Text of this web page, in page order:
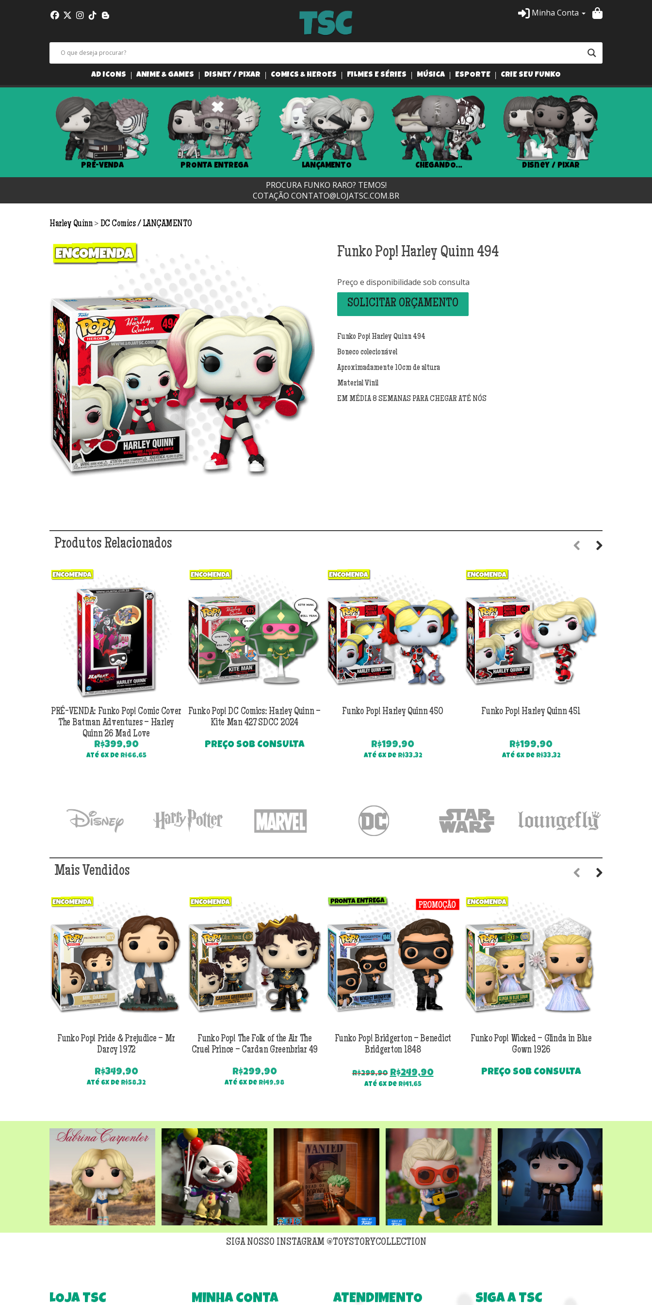
Minha Conta
AD ICONS ANIME & GAMES DISNEY / PIXAR COMICS & HEROES FILMES E SÉRIES MÚSICA ESPORTE CRIE SEU FUNKO
PRÉ-VENDA PRONTA ENTREGA LANÇAMENTO CHEGANDO... Disney / Pixar
PROCURA FUNKO RARO? TEMOS!
COTAÇÃO CONTATO@LOJATSC.COM.BR
Harley Quinn > DC Comics LANÇAMENTO
Funko Pop! Harley Quinn 494
Preço e disponibilidade sob consulta
SOLICITAR ORÇAMENTO
Funko Pop! Harley Quinn 494
Boneco colecionável
Aproximadamente 10cm de altura
Material Vinil
EM MÉDIA 8 SEMANAS PARA CHEGAR ATÉ NÓS
Produtos Relacionados
PRÉ-VENDA: Funko Pop! Comic Cover
The Batman Adventures – Harley
Quinn 26 Mad Love
R$399,90
Até 6x de R$66,65
Funko Pop! DC Comics: Harley Quinn –
Kite Man 427 SDCC 2024
PREÇO SOB CONSULTA
Funko Pop! Harley Quinn 450
R$199,90
Até 6x de R$33,32
Funko Pop! Harley Quinn 451
R$199,90
Até 6x de R$33,32
Mais Vendidos
Funko Pop! Pride & Prejudice – Mr
Darcy 1972
R$349,90
Até 6x de R$58,32
Funko Pop! The Folk of the Air The
Cruel Prince – Cardan Greenbriar 49
R$299,90
Até 6x de R$49,98
Funko Pop! Bridgerton – Benedict
Bridgerton 1848
R$299,90 O
preço
R$249,90O
Até 6x de R$41,65
Funko Pop! Wicked – Glinda in Blue
Gown 1926
PREÇO SOB CONSULTA
SIGA NOSSO INSTAGRAM @TOYSTORYCOLLECTION
LOJA TSC MINHA CONTA ATENDIMENTO SIGA A TSC